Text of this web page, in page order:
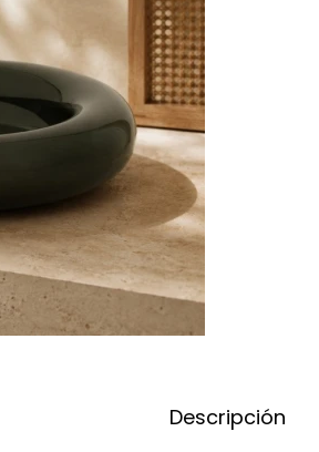
Descripción